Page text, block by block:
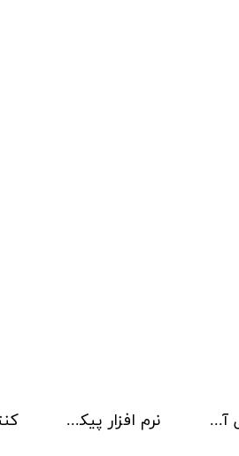
نرم افزار پیکربندی سیستم آدرس پذیر 2 Loop Explorer کنترل پنل آدرس پذیر Kentec مدل Taktis 6 Loop